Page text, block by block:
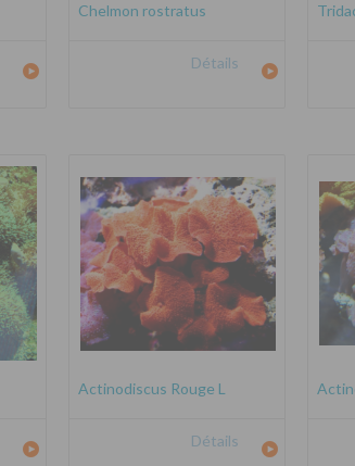
Chelmon rostratus
Détails
Actinodiscus Rouge L
Détails